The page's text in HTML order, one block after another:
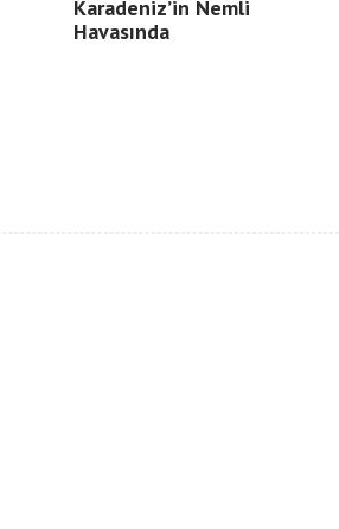
Karadeniz’in Nemli
Havasında